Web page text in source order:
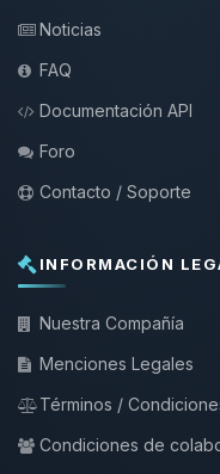
Noticias
FAQ
Documentación API
Foro
Contacto / Soporte
INFORMACIÓN
Nuestra Compañía
Menciones Legales
Términos /
Condiciones de